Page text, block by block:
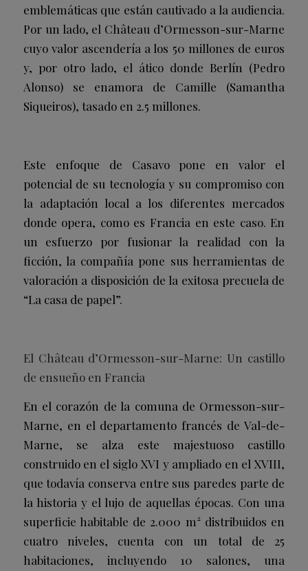
emblemáticas que están cautivado a la audiencia.
Por un lado, el Château d’Ormesson-sur-Marne
cuyo valor ascendería a los 50 millones de euros
y, por otro lado, el ático donde Berlín (Pedro
Alonso) se enamora de Camille (Samantha
Siqueiros), tasado en 2.5 millones.
Este enfoque de Casavo pone en valor el
potencial de su tecnología y su compromiso con
la adaptación local a los diferentes mercados
donde opera, como es Francia en este caso. En
un esfuerzo por fusionar la realidad con la
ficción, la compañía pone sus herramientas de
valoración a disposición de la exitosa precuela de
“La casa de papel”.
El Château d’Ormesson-sur-Marne: Un castillo
de ensueño en Francia
En el corazón de la comuna de Ormesson-sur-
Marne, en el departamento francés de Val-de-
Marne, se alza este majestuoso castillo
construido en el siglo XVI y ampliado en el XVIII,
que todavía conserva entre sus paredes parte de
la historia y el lujo de aquellas épocas. Con una
superficie habitable de 2.000 m² distribuidos en
cuatro niveles, cuenta con un total de 25
habitaciones, incluyendo 10 salones, una